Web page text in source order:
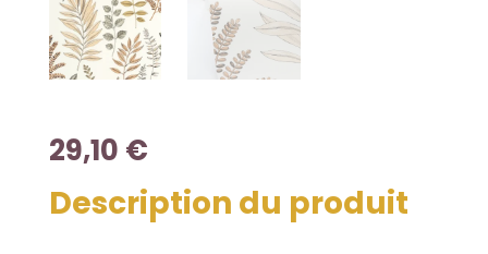
29,10 €
Description du produit